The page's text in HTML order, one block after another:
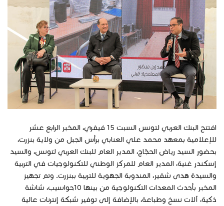
افتتح البنك العربي لتونس السبت 15 فيفري، المخبر الرابع عشر
للإعلامية بمعهد محمد علي العنابي برأس الجبل من ولاية بنزرت،
بحضور السيد رياض الحجّاج، المدير العام للبنك العربي لتونس، والسيد
إسكندر غنية، المدير العام للمركز الوطني للتكنولوجيات في التربية
والسيدة هدى شقير، المندوبة الجهوية للتربية ببنزرت. وتم تجهيز
المخبر بأحدث المعدات التكنولوجية من بينها 10حواسيب، شاشة
ذكية، آلات نسخ وطباعة، بالإضافة إلى توفير شبكة إنترنات عالية